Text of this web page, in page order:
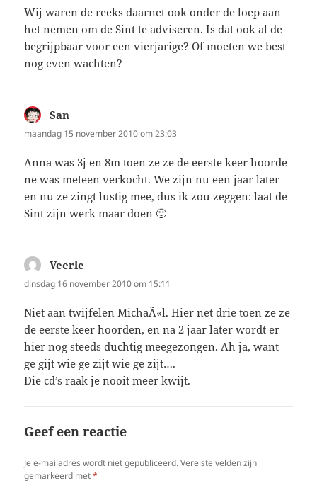
Wij waren de reeks daarnet ook onder de loep aan
het nemen om de Sint te adviseren. Is dat ook al de
begrijpbaar voor een vierjarige? Of moeten we best
nog even wachten?
San
maandag 15 november 2010 om 23:03
Anna was 3j en 8m toen ze ze de eerste keer hoorde
ne was meteen verkocht. We zijn nu een jaar later
en nu ze zingt lustig mee, dus ik zou zeggen: laat de
Sint zijn werk maar doen 🙂
Veerle
dinsdag 16 november 2010 om 15:11
Niet aan twijfelen MichaÃ«l. Hier net drie toen ze ze
de eerste keer hoorden, en na 2 jaar later wordt er
hier nog steeds duchtig meegezongen. Ah ja, want
ge gijt wie ge zijt wie ge zijt….
Die cd’s raak je nooit meer kwijt.
Geef een reactie
Je e-mailadres wordt niet gepubliceerd. Vereiste velden zijn
gemarkeerd met*